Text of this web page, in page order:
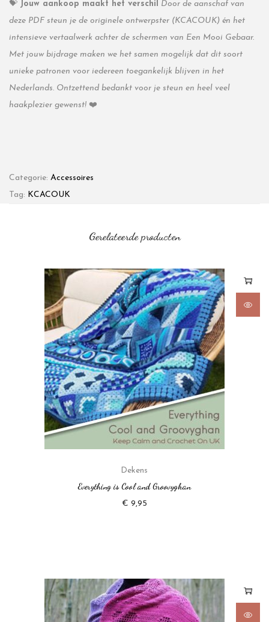
💝 Jouw aankoop maakt het verschil Door de aanschaf van
deze PDF steun je de originele ontwerpster (KCACOUK) én het
intensieve vertaalwerk achter de schermen van Een Mooi Gebaar.
Met jouw bijdrage maken we het samen mogelijk dat dit soort
unieke patronen voor iedereen toegankelijk blijven in het
Nederlands. Ontzettend bedankt voor je steun en heel veel
haakplezier gewenst! ❤️
Categorie: Accessoires
Tag: KCACOUK
Gerelateerde producten
Dekens
Everything is Cool and Groovyghan
€ 9,95